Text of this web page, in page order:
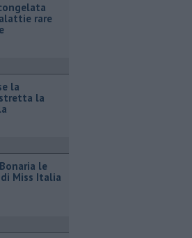
rare
la
la
le
Miss Italia